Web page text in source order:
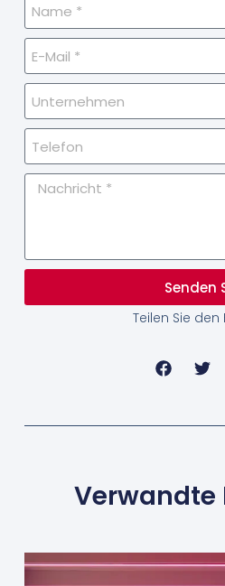
Senden
Teilen Sie den
Verwandte